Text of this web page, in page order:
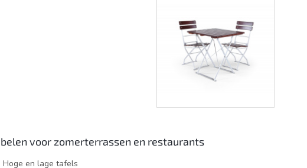
voor zomerterrassen en restaurants
Hoge en lage tafels